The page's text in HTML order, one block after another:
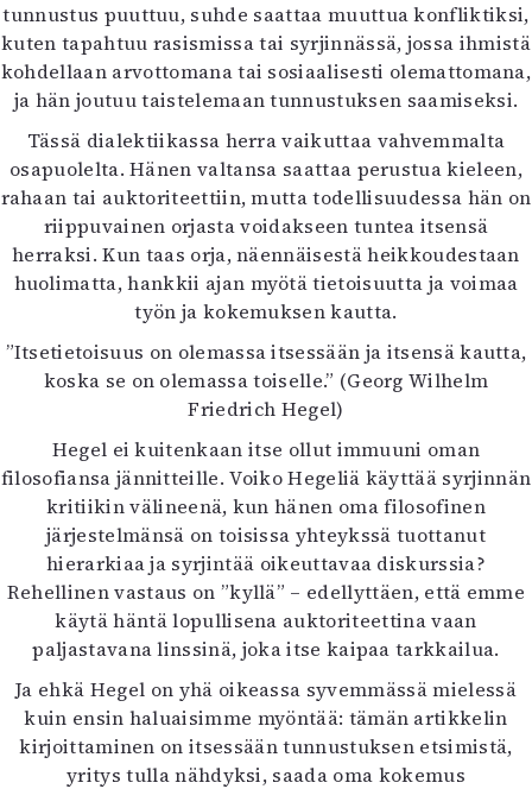
tunnustus puuttuu, suhde saattaa muuttua konfliktiksi,
kuten tapahtuu rasismissa tai syrjinnässä, jossa ihmistä
kohdellaan arvottomana tai sosiaalisesti olemattomana,
ja hän joutuu taistelemaan tunnustuksen saamiseksi.
Tässä dialektiikassa herra vaikuttaa vahvemmalta
osapuolelta. Hänen valtansa saattaa perustua kieleen,
rahaan tai auktoriteettiin, mutta todellisuudessa hän on
riippuvainen orjasta voidakseen tuntea itsensä
herraksi. Kun taas orja, näennäisestä heikkoudestaan
huolimatta, hankkii ajan myötä tietoisuutta ja voimaa
työn ja kokemuksen kautta.
”Itsetietoisuus on olemassa itsessään ja itsensä kautta,
koska se on olemassa toiselle.” (Georg Wilhelm
Friedrich Hegel)
Hegel ei kuitenkaan itse ollut immuuni oman
filosofiansa jännitteille. Voiko Hegeliä käyttää syrjinnän
kritiikin välineenä, kun hänen oma filosofinen
järjestelmänsä on toisissa yhteykssä tuottanut
hierarkiaa ja syrjintää oikeuttavaa diskurssia?
Rehellinen vastaus on ”kyllä” – edellyttäen, että emme
käytä häntä lopullisena auktoriteettina vaan
paljastavana linssinä, joka itse kaipaa tarkkailua.
Ja ehkä Hegel on yhä oikeassa syvemmässä mielessä
kuin ensin haluaisimme myöntää: tämän artikkelin
kirjoittaminen on itsessään tunnustuksen etsimistä,
yritys tulla nähdyksi, saada oma kokemus